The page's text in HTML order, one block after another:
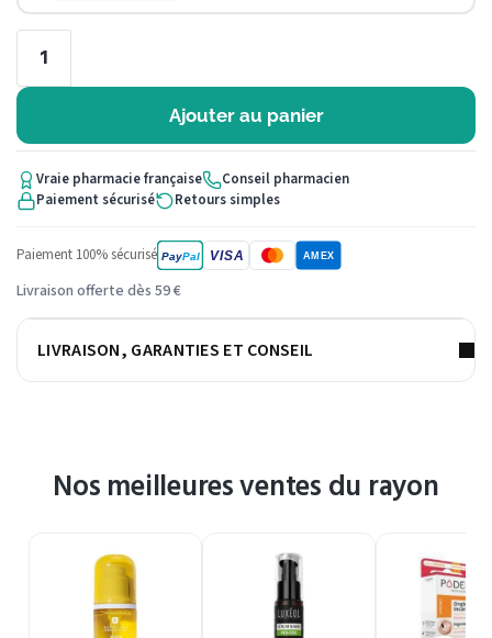
Ajouter au panier
Vraie pharmacie française
Conseil pharmacien
Paiement sécurisé
Retours simples
Paiement 100% sécurisé PayPal VISA AMEX
Livraison offerte dès 59 €
LIVRAISON, GARANTIES ET CONSEIL
Nos meilleures ventes du rayon